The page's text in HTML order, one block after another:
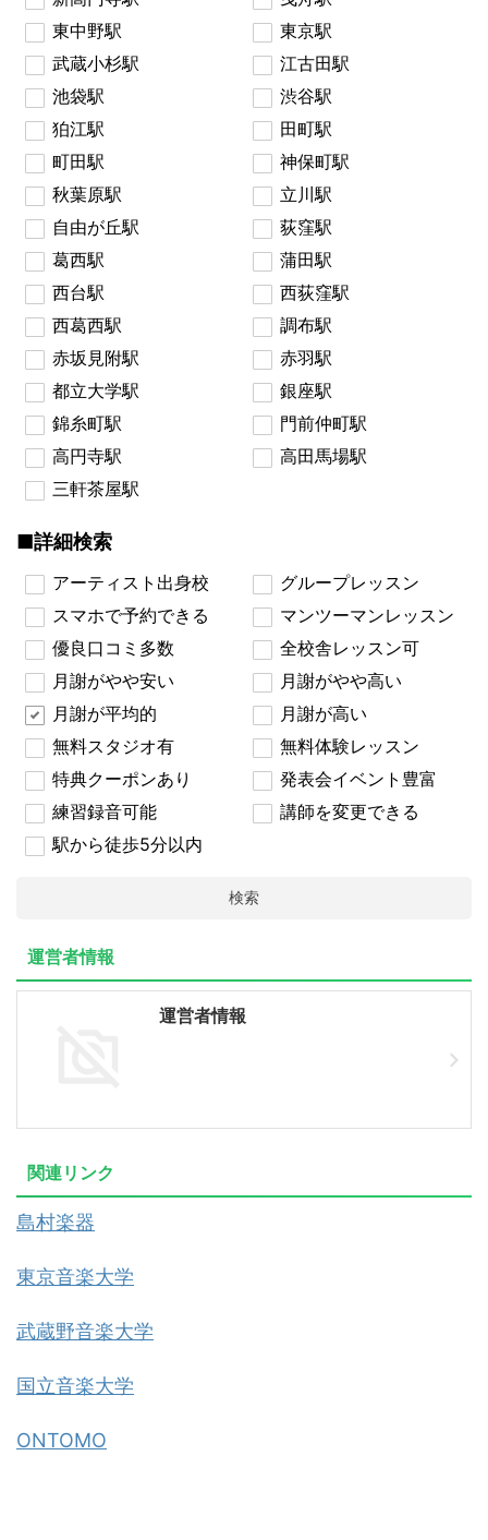
東中野駅
東京駅
武蔵小杉駅
江古田駅
池袋駅
渋谷駅
狛江駅
田町駅
町田駅
神保町駅
秋葉原駅
立川駅
自由が丘駅
荻窪駅
葛西駅
蒲田駅
西台駅
西荻窪駅
西葛西駅
調布駅
赤坂見附駅
赤羽駅
都立大学駅
銀座駅
錦糸町駅
門前仲町駅
高円寺駅
高田馬場駅
三軒茶屋駅
■詳細検索
アーティスト出身校
グループレッスン
スマホで予約できる
マンツーマンレッスン
優良口コミ多数
全校舎レッスン可
月謝がやや安い
月謝がやや高い
月謝が平均的
月謝が高い
無料スタジオ有
無料体験レッスン
特典クーポンあり
発表会イベント豊富
練習録音可能
講師を変更できる
駅から徒歩5分以内
検索
運営者情報
運営者情報
関連リンク
島村楽器
東京音楽大学
武蔵野音楽大学
国立音楽大学
ONTOMO